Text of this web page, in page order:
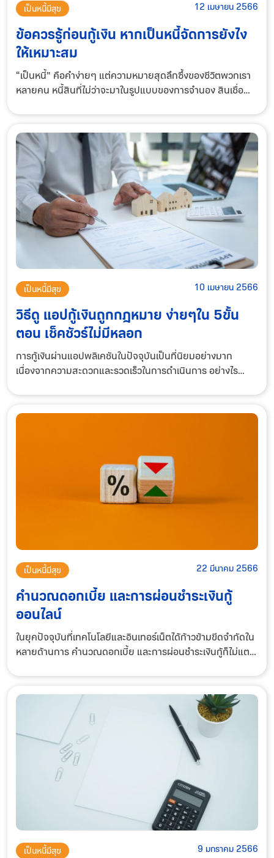
เป็นหนี้มีสุข 12 เมษายน 2566
ข้อควรรู้ก่อนกู้เงิน หากเป็นหนี้จัดการยังไง
ให้เหมาะสม
“เป็นหนี้” คือคำง่ายๆ แต่ความหมายสุดลึกซึ้งของชีวิตพวกเรา
หลายคน หนี้สินที่ไม่ว่าจะมาในรูปแบบของการจำนอง สินเชื่อ
เพื่อนๆ รู้ไหมว่า การจัดการห
เป็นหนี้มีสุข 10 เมษายน 2566
วิธีดู แอปกู้เงินถูกกฎหมาย ง่ายๆใน 5ขั้น
ตอน เช็คชัวร์ไม่มีหลอก
การกู้เงินผ่านแอปพลิเคชันในปัจจุบันเป็นที่นิยมอย่างมาก
เนื่องจากความสะดวกและรวดเร็วในการดำเนินการ อย่างไร
คุณควรตรวจสอบเพื่อให้แน่ใจว่าแอปที่คุ
เป็นหนี้มีสุข 22 มีนาคม 2566
คำนวณดอกเบี้ย และการผ่อนชำระเงินกู้
ออนไลน์
ในยุคปัจจุบันที่เทคโนโลยีและอินเทอร์เน็ตได้ก้าวข้ามขีดจำกัดใน
หลายด้านการ คำนวณดอกเบี้ย และการผ่อนชำระเงินกู้ก็ไม่แตก
โดยในปัจจุบันเราสามารถขอกู้เ
เป็นหนี้มีสุข 9 มกราคม 2566